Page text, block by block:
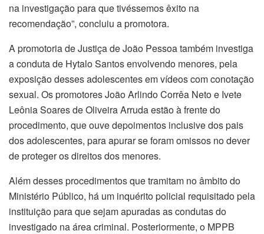
na investigação para que tivéssemos êxito na
recomendação”, concluiu a promotora.
A promotoria de Justiça de João Pessoa também investiga
a conduta de Hytalo Santos envolvendo menores, pela
exposição desses adolescentes em vídeos com conotação
sexual. Os promotores João Arlindo Corrêa Neto e Ivete
Leônia Soares de Oliveira Arruda estão à frente do
procedimento, que ouve depoimentos inclusive dos pais
dos adolescentes, para apurar se foram omissos no dever
de proteger os direitos dos menores.
Além desses procedimentos que tramitam no âmbito do
Ministério Público, há um inquérito policial requisitado pela
instituição para que sejam apuradas as condutas do
investigado na área criminal. Posteriormente, o MPPB